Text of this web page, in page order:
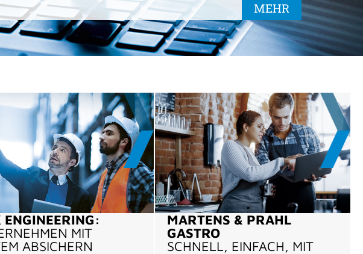
MEHR
ENGINEERING:
MIT
ABSICHERN
MARTENS & PRAHL
GASTRO
SCHNELL, EINFACH, MIT